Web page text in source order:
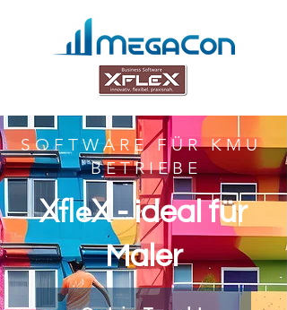
S O F T W A R E F Ü R K M U
B E T R I E B E
XfleX- ideal für
Maler